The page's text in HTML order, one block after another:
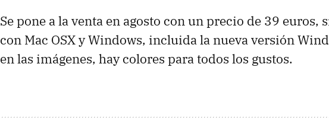
Se pone a la venta en agosto con un precio de 39 euros,
con Mac OSXy Windows, incluida la nueva versión
en las imágenes, hay colores para todos los gustos.